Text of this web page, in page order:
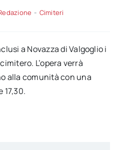
- Cimiteri
a Novazza di Valgoglio i
L’opera verrà
alla comunità con una